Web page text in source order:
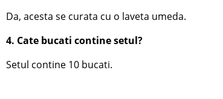
Da, acesta se curata cu o laveta umeda.
4. Cate bucati contine setul?
Setul contine 10 bucati.